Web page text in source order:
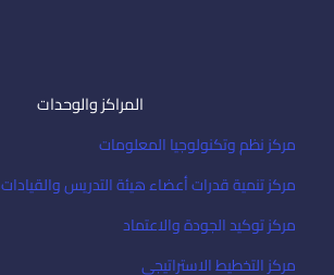
المراكز والوحدات
مركز نظم وتكنولوجيا المعلومات
مركز تنمية قدرات أعضاء هيئة التدريس والقيادات
مركز توكيد الجودة والاعتماد
مركز التخطيط الاستراتيجى